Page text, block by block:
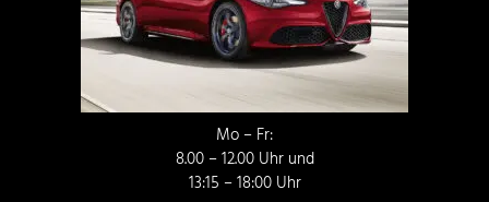
Mo – Fr:
8.00 – 12.00 Uhr und
13:15 – 18:00 Uhr